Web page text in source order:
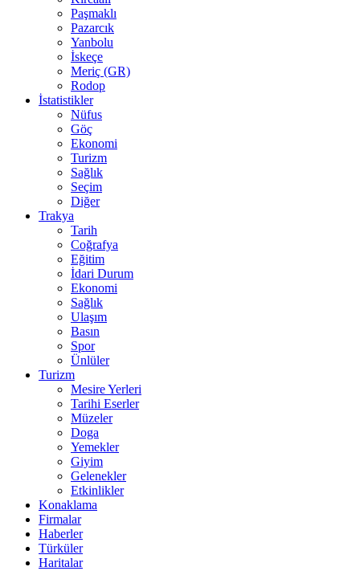
Paşmaklı
Pazarcık
Yanbolu
İskeçe
Meriç (GR)
Rodop
İstatistikler
Nüfus
Göç
Ekonomi
Turizm
Sağlık
Seçim
Diğer
Trakya
Tarih
Coğrafya
Eğitim
İdari Durum
Ekonomi
Sağlık
Ulaşım
Basın
Spor
Ünlüler
Turizm
Mesire Yerleri
Tarihi Eserler
Müzeler
Doga
Yemekler
Giyim
Gelenekler
Etkinlikler
Konaklama
Firmalar
Haberler
Türküler
Haritalar